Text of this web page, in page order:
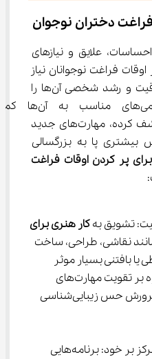
فراغت دختران نوجوان
علایق و نیازهای
در اوقات فراغت نوجوانان نیاز
دارند که حس کنجکاوی، خلاقیت و رشد شخصی آن‌ها را
تقویت کند. یافتن سرگرمی‌های مناسب
می‌کند تا شخصیت خود را کشف کرده، مهارت‌های جدید
بیشتری پا به بزرگسالی
پر کردن اوقات فراغت
تشویق به کار هنری برای
نقاشی، طراحی، ساخت
خیاطی یا بافتنی بسیار موثر
است. این فعالیت‌ها علاوه بر تقویت مهارت‌های
ظریف، به ابراز وجود و پرورش حس زیبایی‌شناسی
سلامت جسم و روان: تمرکز بر خود: برنامه‌هایی